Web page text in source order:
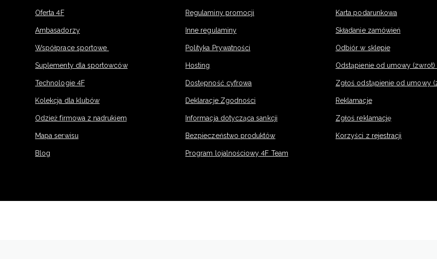
Oferta 4F
Ambasadorzy
Współprace sportowe
Suplementy dla sportowców
Technologie 4F
Kolekcja dla klubów
Odzież firmowa z nadrukiem
Mapa serwisu
Blog
Regulaminy promocji
Inne regulaminy
Polityka Prywatności
Hosting
Dostępność cyfrowa
Deklaracje Zgodności
Informacja dotycząca sankcji
Bezpieczeństwo produktów
Program lojalnościowy 4F Team
Karta podarunkowa
Składanie zamówień
Odbiór w sklepie
Odstąpienie od umowy (zwrot)
Zgłoś odstąpienie od umowy
Reklamacje
Zgłoś reklamację
Korzyści z rejestracji